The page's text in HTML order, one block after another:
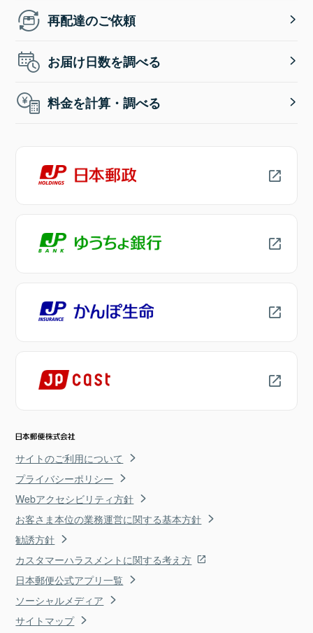
再配達のご依頼
お届け日数を調べる
料金を計算・調べる
サイトのご利用について
プライバシーポリシー
Webアクセシビリティ方針
お客さま本位の業務運営に関する基本方針
勧誘方針
カスタマーハラスメントに関する考え方
日本郵便公式アプリ一覧
ソーシャルメディア
サイトマップ